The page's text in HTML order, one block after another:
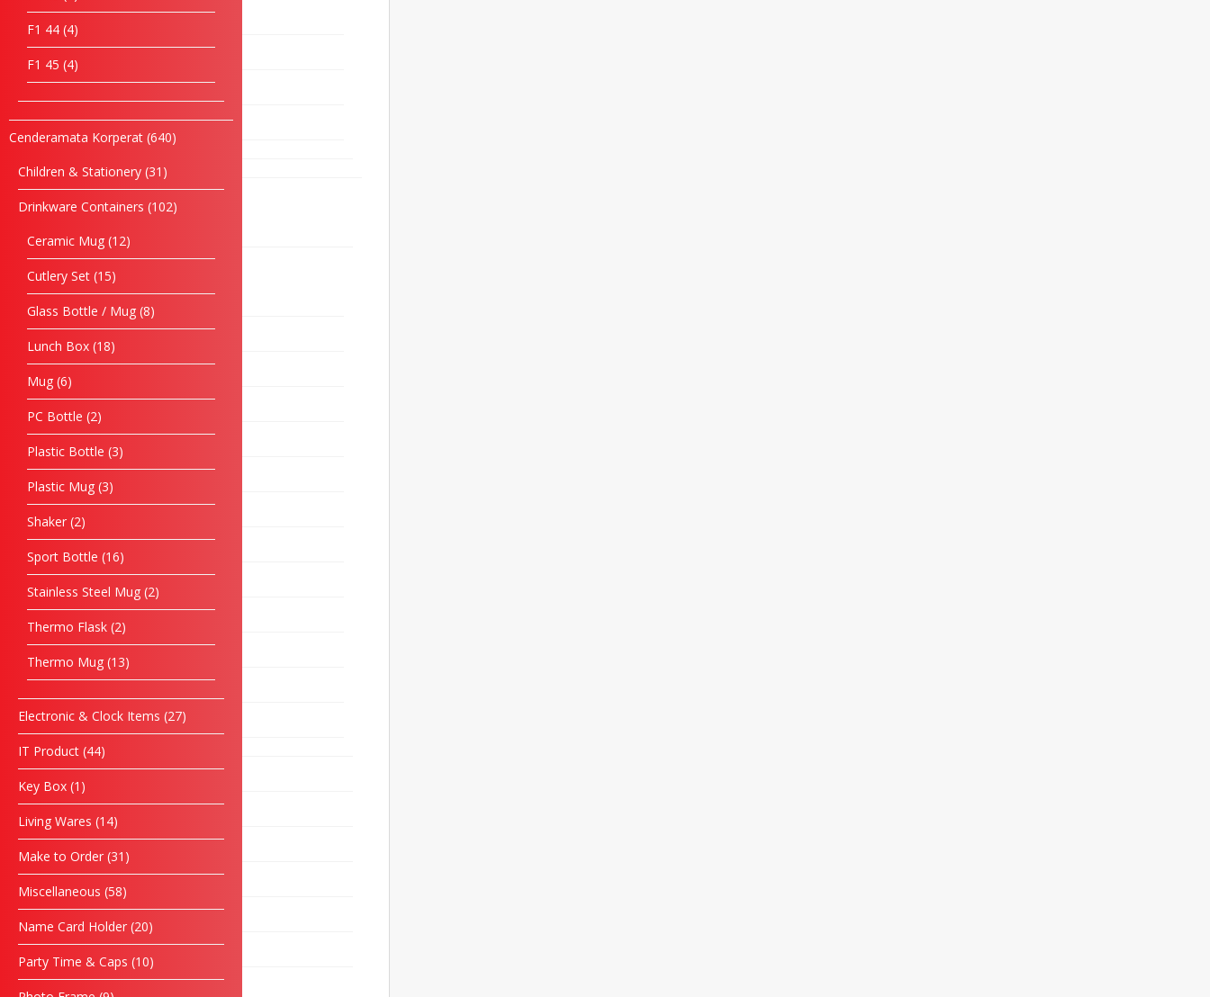
F1 44 4
F1 45 4
Cenderamata Korperat 640
Children & Stationery 31
Drinkware Containers 102
Ceramic Mug 12
Cutlery Set 15
Glass Bottle / Mug 8
Lunch Box 18
Mug 6
PC Bottle 2
Plastic Bottle 3
Plastic Mug 3
Shaker 2
Sport Bottle 16
Stainless Steel Mug 2
Thermo Flask 2
Thermo Mug 13
Electronic & Clock Items 27
IT Product 44
Key Box 1
Living Wares 14
Make to Order 31
Miscellaneous 58
Name Card Holder 20
Party Time & Caps 10
F1 42 6
F1 43 4
F1 44 4
F1 45 4
Cenderamata Korperat 640
Drinkware Containers 102
Ceramic Mug 12
Cutlery Set 15
Glass Bottle / Mug 8
Lunch Box 18
Mug 6
PC Bottle 2
Plastic Bottle 3
Plastic Mug 3
Shaker 2
Sport Bottle 16
Stainless Steel Mug 2
Thermo Flask 2
Thermo Mug 13
Electronic & Clock Items 27
IT Product 44
Key Box 1
Living Wares 14
Make to Order 31
Miscellaneous 58
Name Card Holder 20